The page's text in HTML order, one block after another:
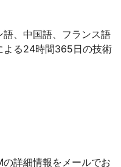
、中国語、フランス語
よる24時間365日の技術
詳細情報をメールでお